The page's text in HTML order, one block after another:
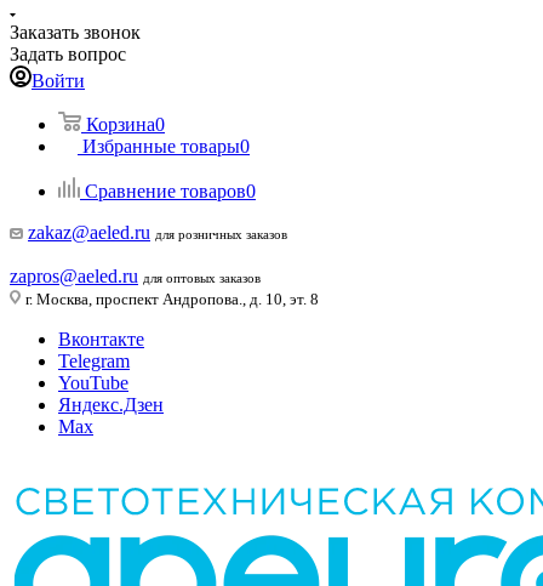
Заказать звонок
Задать вопрос
Войти
Корзина0
Избранные товары0
Сравнение товаров0
zakaz@aeled.ru для розничных заказов
zapros@aeled.ru для оптовых заказов
г. Москва, проспект Андропова., д. 10, эт. 8
Вконтакте
Telegram
YouTube
Яндекс.Дзен
Max